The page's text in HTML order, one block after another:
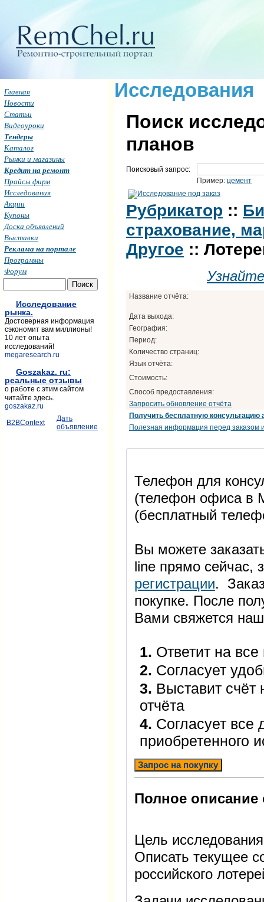
Исследования
Поиск
планов
Поисковый запрос:
Пример: цемент
Рубрикатор ::
страхование,
Другое ::
Название отчёта:
Дата выхода:
География:
Период:
Количество страниц:
Язык отчёта:
Стоимость:
Способ предоставления:
Запросить обновление отчёта
Получить бесплатную консультацию
Полезная информация перед заказом
Телефон для
(телефон офиса в
(бесплатный
Вы можете
line прямо
регистрации.
покупке. После
Вами свяжется
1. Ответит на
2. Согласует
3. Выставит счёт
отчёта
4. Согласует все
приобретенного
Запрос на покупку
Полное описание
Цель исследования
Описать текущее
российского
Главная
Новости
Статьи
Видеоуроки
Тендеры
Каталог
Рынки и магазины
Кредит на ремонт
Прайсы фирм
Исследования
Акции
Купоны
Доска объявлений
Выставки
Реклама на портале
Программы
Форум
Исследование
рынка.
Достоверная информация
сэкономит вам миллионы!
10 лет опыта
исследований!
megaresearch.ru
Goszakaz. ru:
реальные отзывы
о работе с этим сайтом
читайте здесь.
goszakaz.ru
B2BContext
Дать
объявление